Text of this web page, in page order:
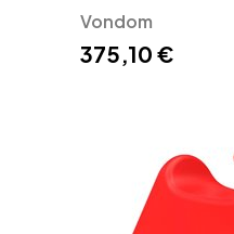
Vondom
375,10 €